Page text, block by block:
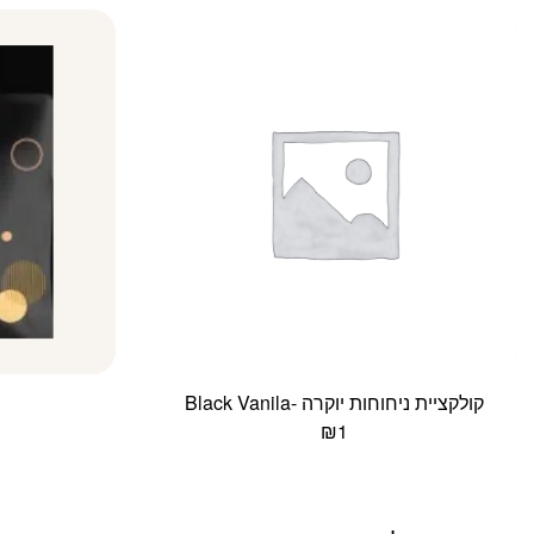
קולקציית ניחוחות יוקרה -Black Vanila
₪1